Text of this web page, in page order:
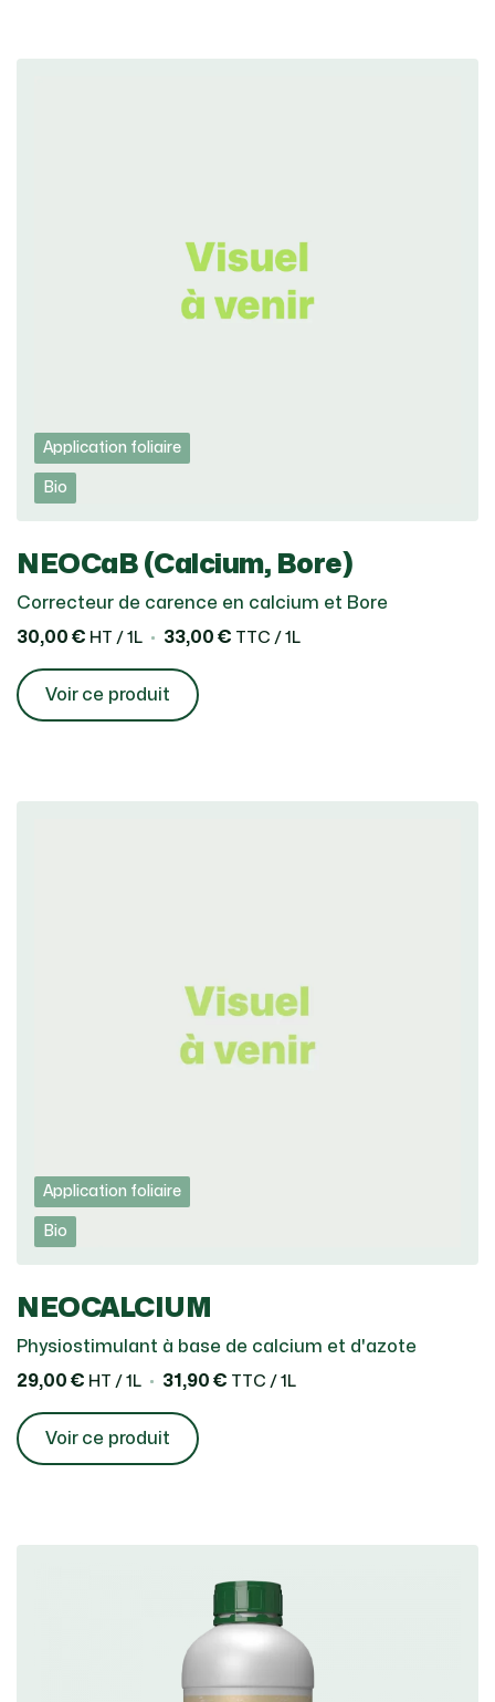
Application foliaire
Bio
NEOCaB (Calcium, Bore)
Correcteur de carence en calcium et Bore
30,00 € HT / 1L 33,00 € TTC / 1L
Voir ce produit
Application foliaire
Bio
NEOCALCIUM
Physiostimulant à base de calcium et d'azote
29,00 € HT / 1L 31,90 € TTC / 1L
Voir ce produit